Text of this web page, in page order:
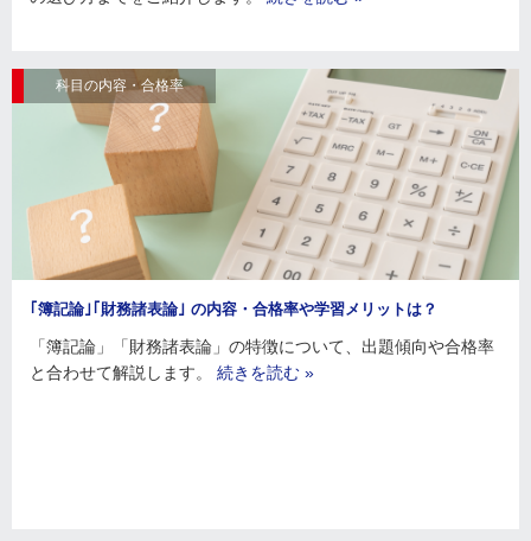
科目の内容・合格率
｢簿記論｣｢財務諸表論｣ の内容・合格率や学習メリットは？
「簿記論」「財務諸表論」の特徴について、出題傾向や合格率
と合わせて解説します。 続きを読む »